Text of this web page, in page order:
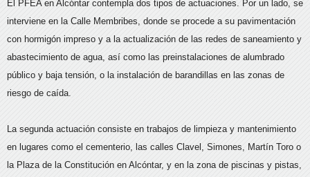
El PFEA en Alcóntar contempla dos tipos de actuaciones. Por un lado, se
interviene en la Calle Membribes, donde se procede a su pavimentación
con hormigón impreso y a la actualización de las redes de saneamiento y
abastecimiento de agua, así como las preinstalaciones de alumbrado
público y baja tensión, o la instalación de barandillas en las zonas de
riesgo de caída.
La segunda actuación consiste en trabajos de limpieza y mantenimiento
en lugares como el cementerio, las calles Clavel, Simones, Martín Toro o
la Plaza de la Constitución en Alcóntar, y en la zona de piscinas y pistas,